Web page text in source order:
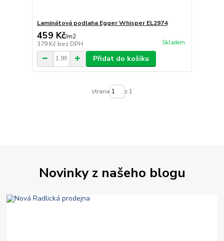
Laminátová podlaha Egger Whisper EL2974
459 Kč/m2
379 Kč bez DPH Skladem
Přidat do košíku
strana z 1
Novinky z našeho blogu